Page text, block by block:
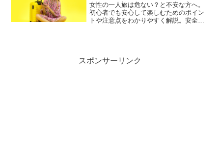
女性の一人旅は危ない？と不安な方へ。
初心者でも安心して楽しむためのポイン
トや注意点をわかりやすく解説。安全に
スポンサーリンク